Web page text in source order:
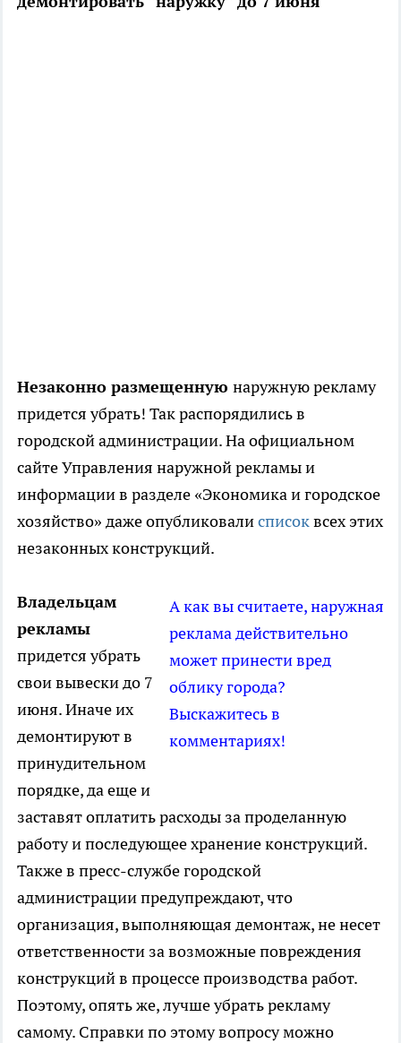
Незаконно размещенную наружную рекламу
придется убрать! Так распорядились в
городской администрации. На официальном
сайте Управления наружной рекламы и
информации в разделе «Экономика и городское
хозяйство» даже опубликовалисписоквсех этих
незаконных конструкций.
А как вы считаете, наружная
реклама действительно
может принести вред
облику города?
Выскажитесь в
комментариях!
Владельцам
рекламы
придется убрать
свои вывески до 7
июня. Иначе их
демонтируют в
принудительном
порядке, да еще и
заставят оплатить расходы за проделанную
работу и последующее хранение конструкций.
Также в пресс-службе городской
администрации предупреждают, что
организация, выполняющая демонтаж, не несет
ответственности за возможные повреждения
конструкций в процессе производства работ.
Поэтому, опять же, лучше убрать рекламу
самому. Справки по этому вопросу можно